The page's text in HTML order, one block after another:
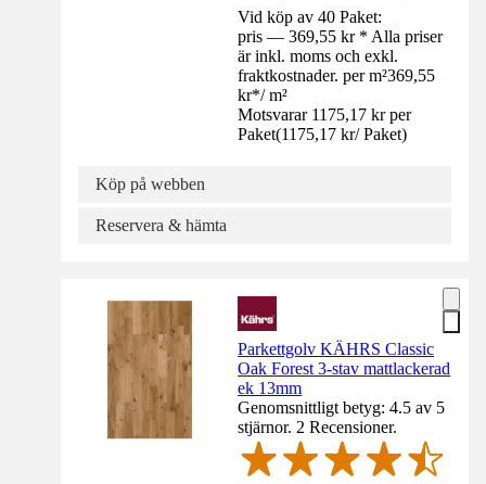
Vid köp av 40 Paket:
pris — 369,55 kr * Alla priser
är inkl. moms och exkl.
fraktkostnader. per m²369,55
kr*/ m²
Motsvarar 1175,17 kr per
Paket(1175,17 kr/ Paket)
Köp på webben
Reservera & hämta
Parkettgolv KÄHRS Classic
Oak Forest 3-stav mattlackerad
ek 13mm
Genomsnittligt betyg: 4.5 av 5
stjärnor. 2 Recensioner.